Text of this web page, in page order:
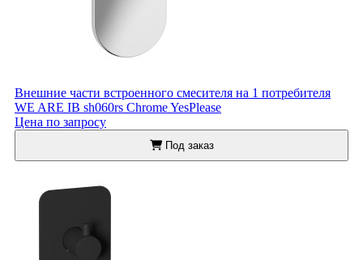
Внешние части встроенного смесителя на 1 потребителя
WE ARE IB sh060rs Chrome YesPlease
Цена по запросу
Под заказ